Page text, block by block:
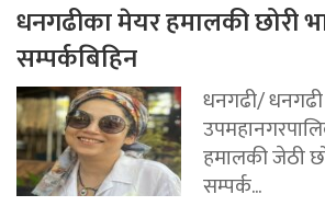
धनगढीका मेयर हमालकी छोरी
सम्पर्कबिहिन
धनगढी/ धनगढी
हमालकी जेठी
सम्पर्क...